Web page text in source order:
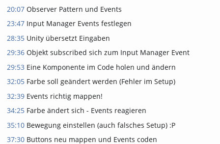
20:07 Observer Pattern und Events
23:47 Input Manager Events festlegen
28:35 Unity übersetzt Eingaben
29:36 Objekt subscribed sich zum Input Manager Event
29:53 Eine Komponente im Code holen und ändern
32:05 Farbe soll geändert werden (Fehler im Setup)
32:39 Events richtig mappen!
34:25 Farbe ändert sich - Events reagieren
35:10 Bewegung einstellen (auch falsches Setup) :P
37:30 Buttons neu mappen und Events coden